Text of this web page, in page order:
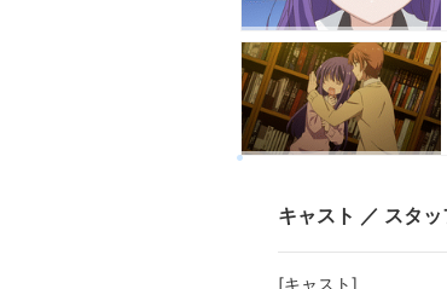
キャスト ／ スタッ
[キャスト]